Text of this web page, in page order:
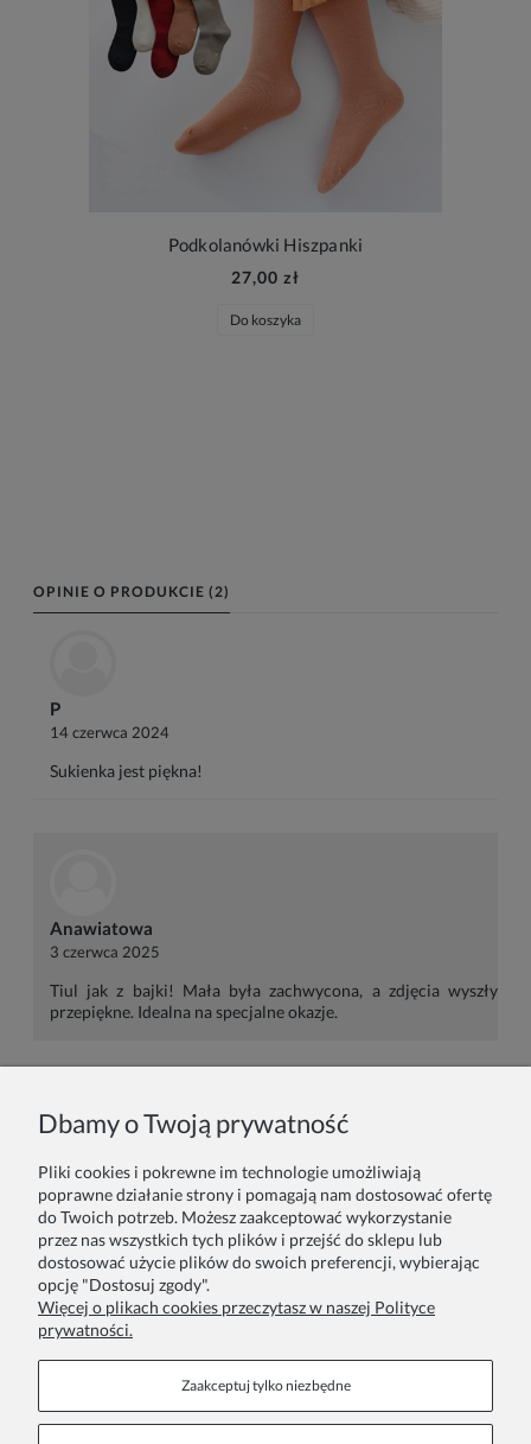
Podkolanówki Hiszpanki
27,00 zł
Do koszyka
OPINIE O PRODUKCIE (2)
P
14 czerwca 2024
Sukienka jest piękna!
Anawiatowa
3 czerwca 2025
Tiul jak z bajki! Mała była zachwycona, a zdjęcia wyszły
przepiękne. Idealna na specjalne okazje.
Twoja opinia:
Dbamy o Twoją prywatność
Pliki cookies i pokrewne im technologie umożliwiają
poprawne działanie strony i pomagają nam dostosować ofertę
do Twoich potrzeb. Możesz zaakceptować wykorzystanie
przez nas wszystkich tych plików i przejść do sklepu lub
dostosować użycie plików do swoich preferencji, wybierając
opcję "Dostosuj zgody".
Więcej o plikach cookies przeczytasz w naszej Polityce
prywatności.
Zaakceptuj tylko niezbędne